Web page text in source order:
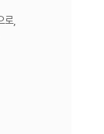
로,